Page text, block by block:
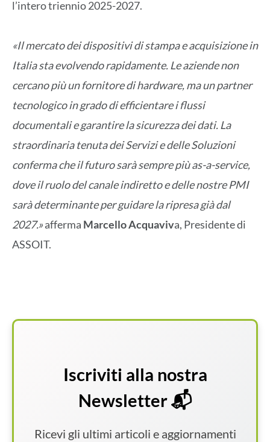
l’intero triennio 2025-2027.
«Il mercato dei dispositivi di stampa e acquisizione in
Italia sta evolvendo rapidamente. Le aziende non
cercano più un fornitore di hardware, ma un partner
tecnologico in grado di efficientare i flussi
documentali e garantire la sicurezza dei dati. La
straordinaria tenuta dei Servizi e delle Soluzioni
conferma che il futuro sarà sempre più as-a-service,
dove il ruolo del canale indiretto e delle nostre PMI
sarà determinante per guidare la ripresa già dal
2027.»afferma Marcello Acquaviva, Presidente di
ASSOIT.
Iscriviti alla nostra
Newsletter 📬
Ricevi gli ultimi articoli e aggiornamenti